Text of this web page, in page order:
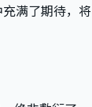
满了期待，将